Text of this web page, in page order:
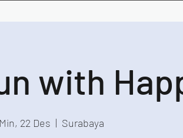
with
Min, 22 Des
  |
Surabaya